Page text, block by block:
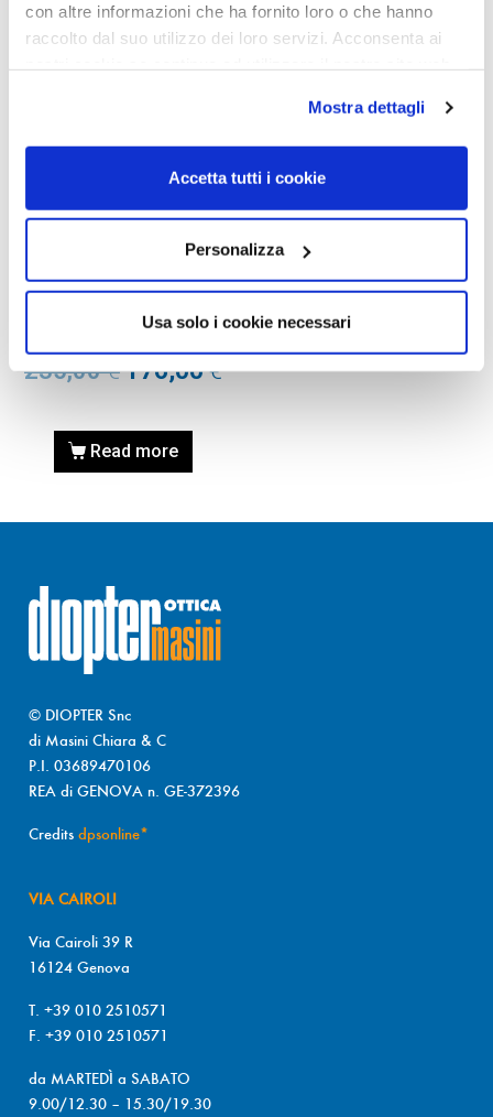
con altre informazioni che ha fornito loro o che hanno
raccolto dal suo utilizzo dei loro servizi. Acconsenta ai
Mostra dettagli
Accetta tutti i cookie
Personalizza
Usa solo i cookie necessari
Sold out
OCCHIALI DA VISTA
OCCHIALE DA VISTA TOM
FORD FT5479-B 54 054 –
avana rossa
235,00€ 176,00€
Read more
© DIOPTER Snc
di Masini Chiara & C
P.I. 03689470106
REA di GENOVA n. GE-372396
Credits dpsonline*
VIA CAIROLI
Via Cairoli 39 R
16124 Genova
T. +39 010 2510571
F. +39 010 2510571
da MARTEDÌ a SABATO
9.00/12.30 – 15.30/19.30